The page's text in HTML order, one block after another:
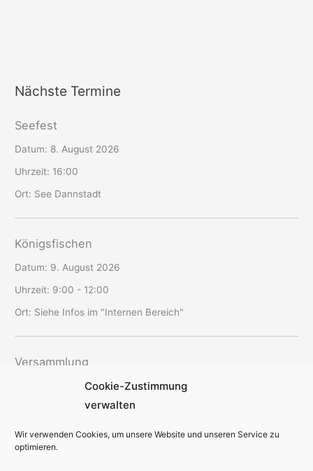
Cookie-Zustimmung
verwalten
Wir verwenden Cookies, um unsere Website und unseren Service zu
optimieren.
Nächste Termine
Seefest
Datum: 8. August 2026
Uhrzeit: 16:00
Ort: See Dannstadt
Königsfischen
Datum: 9. August 2026
Uhrzeit: 9:00 - 12:00
Ort: Siehe Infos im "Internen Bereich"
Versammlung
12. August 2026
19:30 - 22:00
Ort:SAV-Vereinsheim Schriesheim